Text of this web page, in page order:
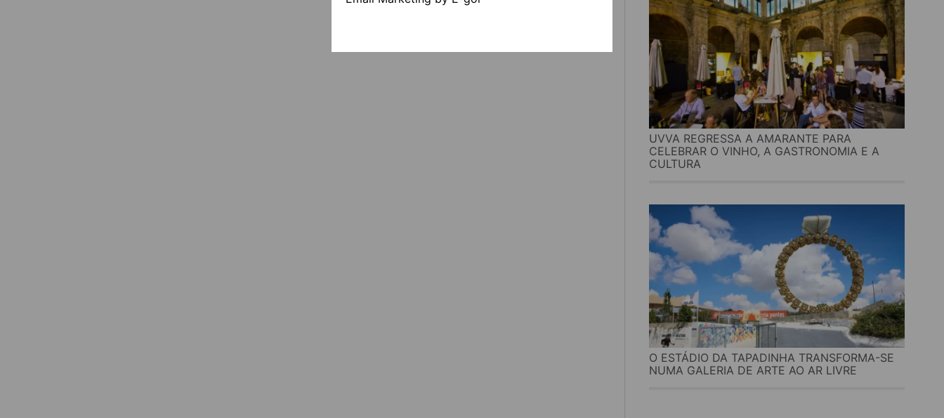
UVVA REGRESSA A AMARANTE PARA
CELEBRAR O VINHO, A GASTRONOMIA E A
CULTURA
O ESTÁDIO DA TAPADINHA TRANSFORMA-SE
NUMA GALERIA DE ARTE AO AR LIVRE